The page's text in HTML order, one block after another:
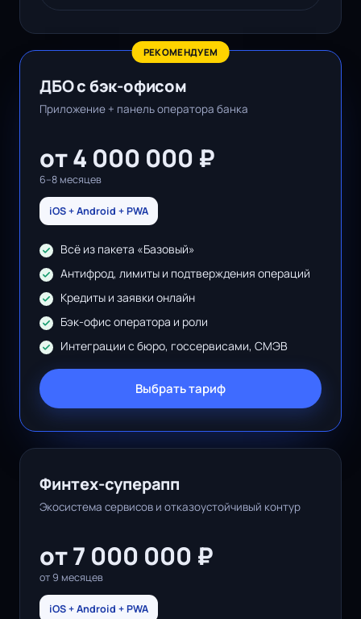
ДБО с бэк-офисом
Приложение + панель оператора банка
от 4 000 000 ₽
6–8 месяцев
iOS + Android + PWA
Всё из пакета «Базовый»
Антифрод, лимиты и подтверждения операций
Кредиты и заявки онлайн
Бэк-офис оператора и роли
Интеграции с бюро, госсервисами, СМЭВ
Выбрать тариф
Финтех-суперапп
Экосистема сервисов и отказоустойчивый контур
от 7 000 000 ₽
от 9 месяцев
iOS + Android + PWA